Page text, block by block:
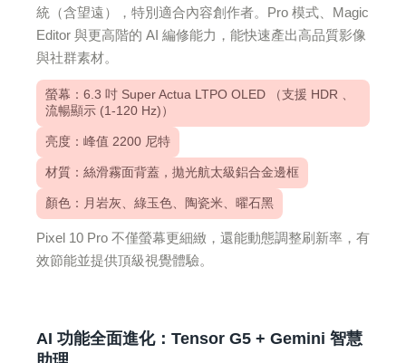
統（含望遠），特別適合內容創作者。Pro 模式、Magic
Editor 與更高階的 AI 編修能力，能快速產出高品質影像
與社群素材。
螢幕：6.3 吋 Super Actua LTPO OLED （支援 HDR 、
流暢顯示 (1-120 Hz)）
亮度：峰值 2200 尼特
材質：絲滑霧面背蓋，拋光航太級鋁合金邊框
顏色：月岩灰、綠玉色、陶瓷米、曜石黑
Pixel 10 Pro 不僅螢幕更細緻，還能動態調整刷新率，有
效節能並提供頂級視覺體驗。
AI 功能全面進化：Tensor G5 + Gemini 智慧